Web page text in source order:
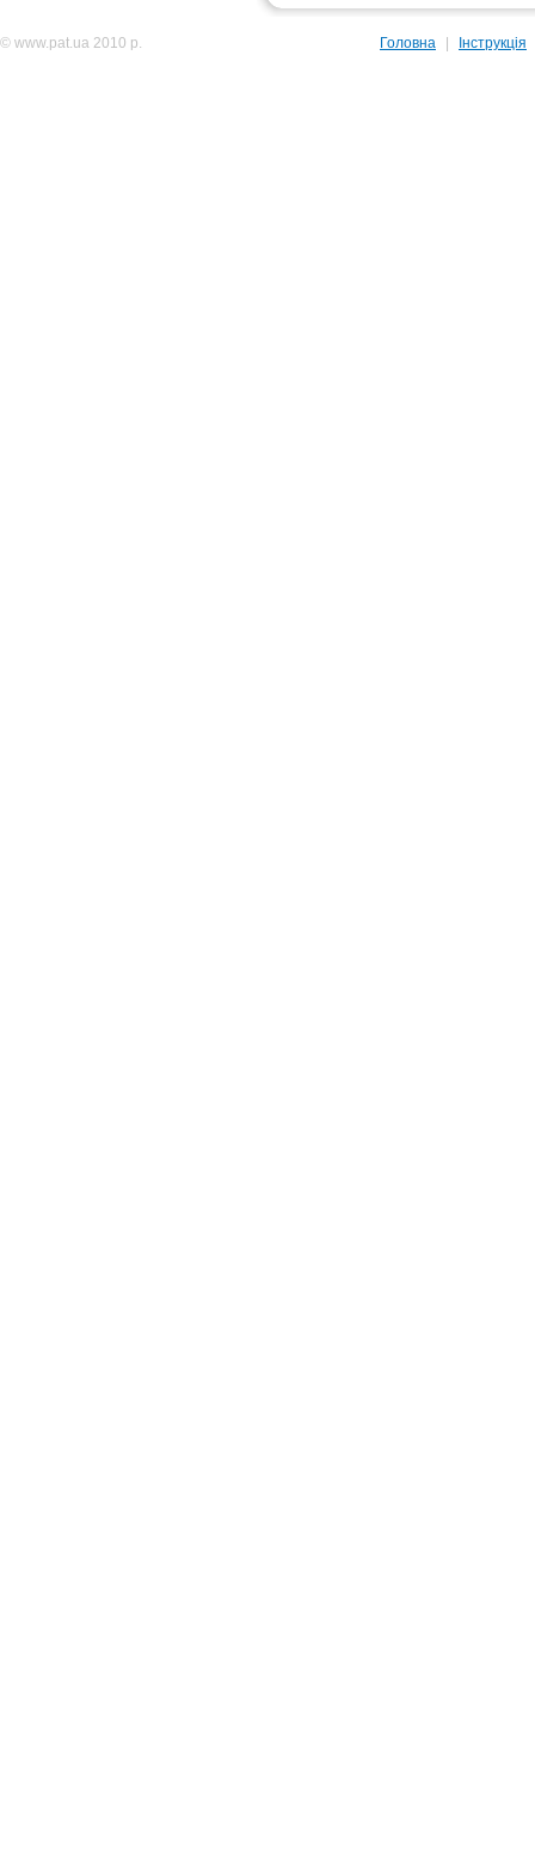
© www.pat.ua 2010 р. Головна Інструкція